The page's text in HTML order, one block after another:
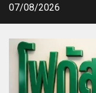
Skip07/08/2026